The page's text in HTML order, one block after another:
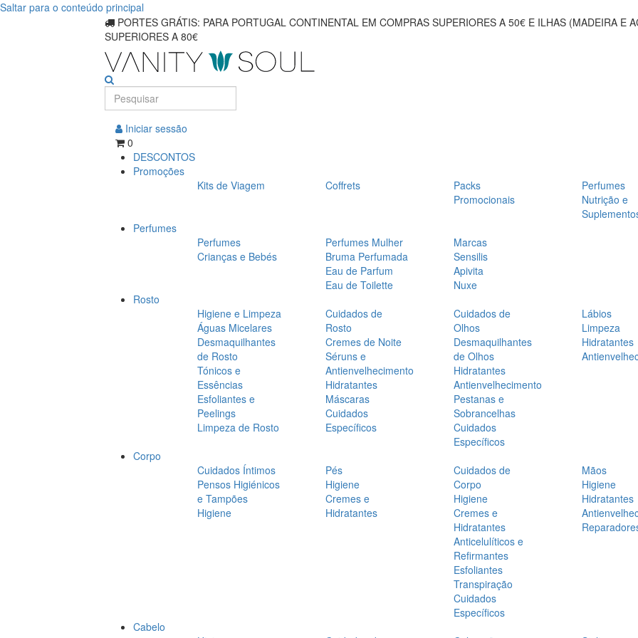
Saltar para o conteúdo principal
PORTES GRÁTIS: PARA PORTUGAL CONTINENTAL EM COMPRAS SUPERIORES A 50€ E ILHAS (MADEIRA E
SUPERIORES A 80€
Iniciar sessão
0
DESCONTOS
Promoções
Kits de Viagem
Coffrets
Packs
Promocionais
Perfumes
Nutrição e
Perfumes
Perfumes
Crianças e Bebés
Perfumes Mulher
Bruma Perfumada
Eau de Parfum
Eau de Toilette
Marcas
Sensilis
Apivita
Nuxe
Rosto
Higiene e Limpeza
Águas Micelares
Desmaquilhantes
de Rosto
Tónicos e
Essências
Esfoliantes e
Peelings
Limpeza de Rosto
Cuidados de
Rosto
Cremes de Noite
Séruns e
Antienvelhecimento
Hidratantes
Máscaras
Cuidados
Específicos
Cuidados de
Olhos
Desmaquilhantes
de Olhos
Hidratantes
Antienvelhecimento
Pestanas e
Sobrancelhas
Cuidados
Específicos
Lábios
Limpeza
Hidratantes
Corpo
Cuidados Íntimos
Pensos Higiénicos
e Tampões
Higiene
Pés
Higiene
Cremes e
Hidratantes
Cuidados de
Corpo
Higiene
Cremes e
Hidratantes
Anticelulíticos e
Refirmantes
Esfoliantes
Transpiração
Cuidados
Específicos
Mãos
Higiene
Hidratantes
Cabelo